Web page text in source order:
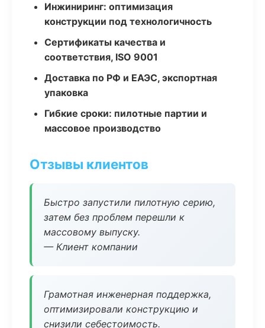
Инжиниринг: оптимизация
конструкции под технологичность
Сертификаты качества и
соответствия, ISO 9001
Доставка по РФ и ЕАЭС, экспортная
упаковка
Гибкие сроки: пилотные партии и
массовое производство
Отзывы клиентов
Быстро запустили пилотную серию,
затем без проблем перешли к
массовому выпуску.
— Клиент компании
Грамотная инженерная поддержка,
оптимизировали конструкцию и
снизили себестоимость.